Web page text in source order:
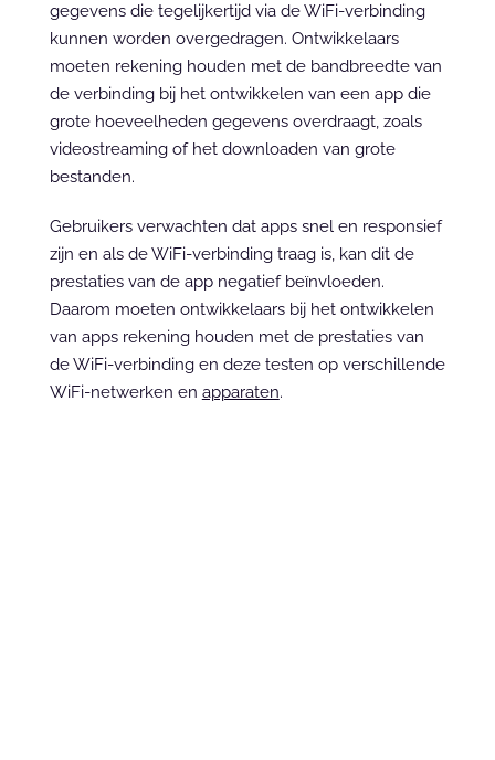
gegevens die tegelijkertijd via de WiFi-verbinding
kunnen worden overgedragen. Ontwikkelaars
moeten rekening houden met de bandbreedte van
de verbinding bij het ontwikkelen van een app die
grote hoeveelheden gegevens overdraagt, zoals
videostreaming of het downloaden van grote
bestanden.
Gebruikers verwachten dat apps snel en responsief
zijn en als de WiFi-verbinding traag is, kan dit de
prestaties van de app negatief beïnvloeden.
Daarom moeten ontwikkelaars bij het ontwikkelen
van apps rekening houden met de prestaties van
de WiFi-verbinding en deze testen op verschillende
WiFi-netwerken en apparaten.